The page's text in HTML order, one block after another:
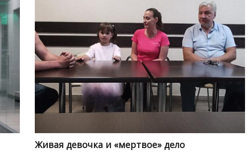
Живая девочка и «мертвое» дело